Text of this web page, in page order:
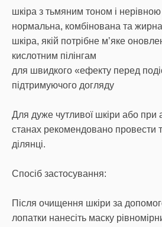
шкіра з тьмяним тоном і
нормальна, комбінована та
шкіра, якій потрібне мʼяке
кислотним пілінгам
для швидкого «ефекту перед
підтримуючого догляду
Для дуже чутливої шкіри або при
станах рекомендовано провести
ділянці.
Спосіб застосування:
Після очищення шкіри за
лопатки нанесіть маску